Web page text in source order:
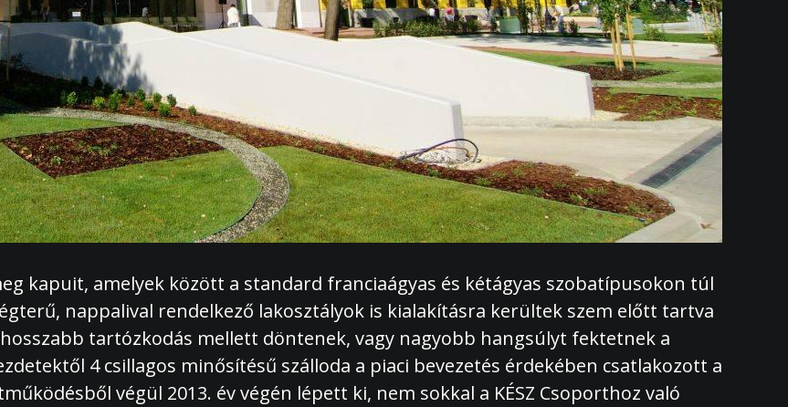
kapuit, amelyek között a standard franciaágyas és kétágyas szobatípusokon túl
nappalival rendelkező lakosztályok is kialakításra kerültek szem előtt tartva
tartózkodás mellett döntenek, vagy nagyobb hangsúlyt fektetnek a
4 csillagos minősítésű szálloda a piaci bevezetés érdekében csatlakozott a
végül 2013. év végén lépett ki, nem sokkal a KÉSZ Csoporthoz való